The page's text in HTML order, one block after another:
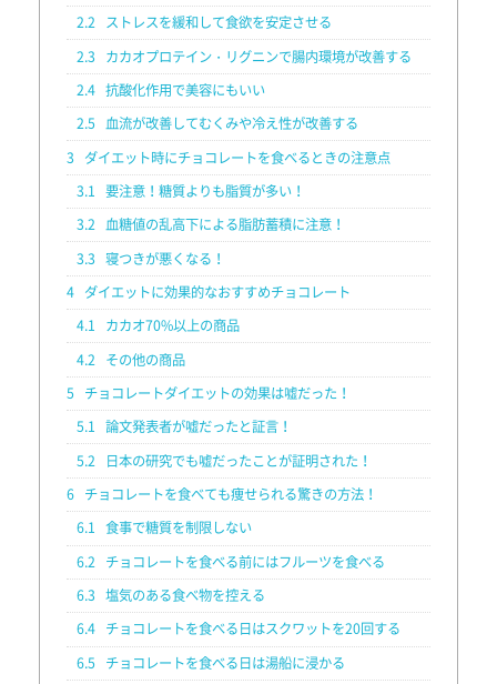
2.2 ストレスを緩和して食欲を安定させる
2.3 カカオプロテイン・リグニンで腸内環境が改善する
2.4 抗酸化作用で美容にもいい
2.5 血流が改善してむくみや冷え性が改善する
3 ダイエット時にチョコレートを食べるときの注意点
3.1 要注意！糖質よりも脂質が多い！
3.2 血糖値の乱高下による脂肪蓄積に注意！
3.3 寝つきが悪くなる！
4 ダイエットに効果的なおすすめチョコレート
4.1
カカオ70%以上の商品
4.2 その他の商品
5 チョコレートダイエットの効果は嘘だった！
5.1 論文発表者が嘘だったと証言！
5.2
日本の研究でも嘘だったことが証明された！
6 チョコレートを食べても痩せられる驚きの方法！
6.1 食事で糖質を制限しない
6.2 チョコレートを食べる前にはフルーツを食べる
6.3 塩気のある食べ物を控える
6.4 チョコレートを食べる日はスクワットを20回する
6.5 チョコレートを食べる日は湯船に浸かる